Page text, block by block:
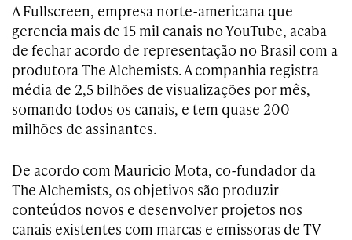
A Fullscreen, empresa norte-americana que
gerencia mais de 15 mil canais no YouTube, acaba
de fechar acordo de representação no Brasil com a
produtora The Alchemists. A companhia registra
média de 2,5 bilhões de visualizações por mês,
somando todos os canais, e tem quase 200
milhões de assinantes.
De acordo com Mauricio Mota, co-fundador da
The Alchemists, os objetivos são produzir
conteúdos novos e desenvolver projetos nos
canais existentes com marcas e emissoras de TV